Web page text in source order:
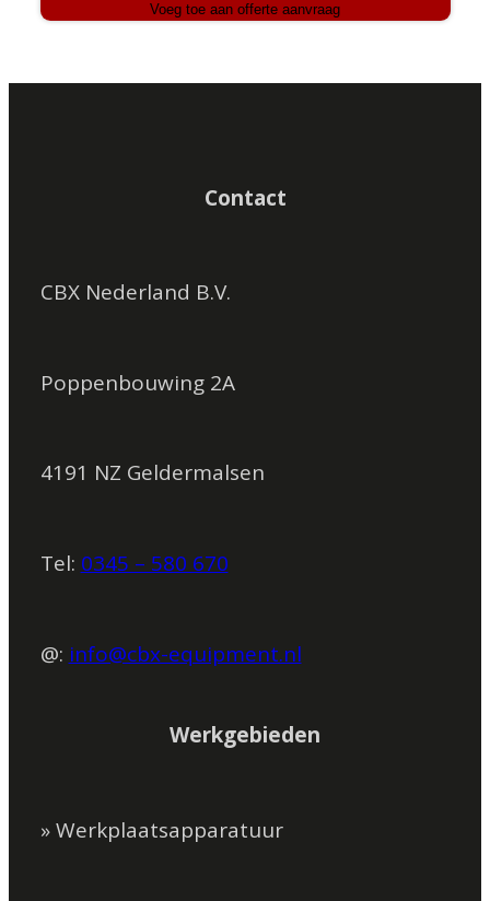
Voeg toe aan offerte aanvraag
Contact
CBX Nederland B.V.
Poppenbouwing 2A
4191 NZ Geldermalsen
Tel: 0345 – 580 670
@: info@cbx-equipment.nl
Werkgebieden
» Werkplaatsapparatuur